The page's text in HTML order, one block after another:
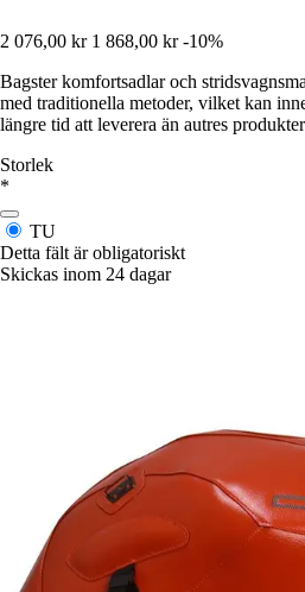
2 076,00 kr 1 868,00 kr -10%
Bagster komfortsadlar och
med traditionella metoder, vilket kan
längre tid att leverera än autres
Storlek
*
TU
Detta fält är obligatoriskt
Skickas inom 24 dagar